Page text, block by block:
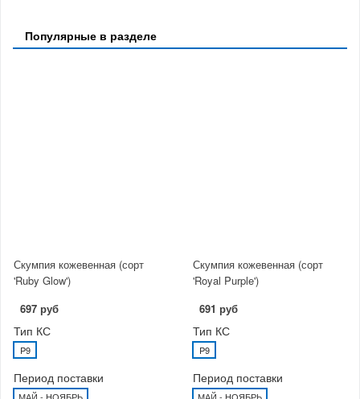
Популярные в разделе
Скумпия кожевенная (сорт
'Ruby Glow')
697 руб
Тип КС
P9
Период поставки
Скумпия кожевенная (сорт
'Royal Purple')
691 руб
Тип КС
P9
Период поставки